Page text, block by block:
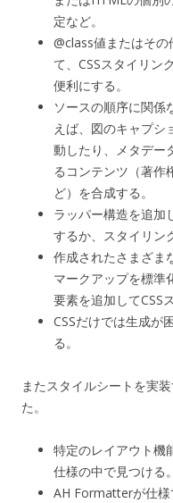
定など。
@class値またはそ
て、CSSスタイリン
便利にする。
ソースの順序に関係
えば、図のキャプシ
動したり、メタデー
るコンテンツ（著作
ど）を合成する。
ラッパー構造を追加
するか、スタイリン
作成されたさまざま
マークアップを標準
要素を追加してCSS
CSSだけでは生成が
る。
またスタイルシートを実
た。
特定のレイアウト機
仕様の中で見つける。
AH Formatterが仕様